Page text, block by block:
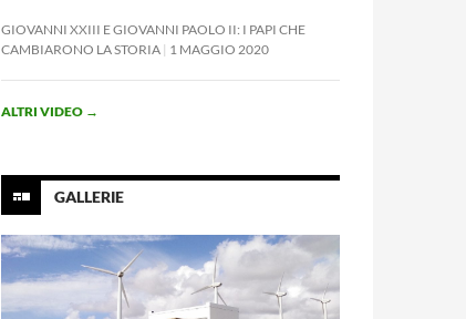
GIOVANNI XXIII E GIOVANNI PAOLO II: I PAPI CHE
CAMBIARONO LA STORIA 1 MAGGIO 2020
ALTRI VIDEO →
GALLERIE